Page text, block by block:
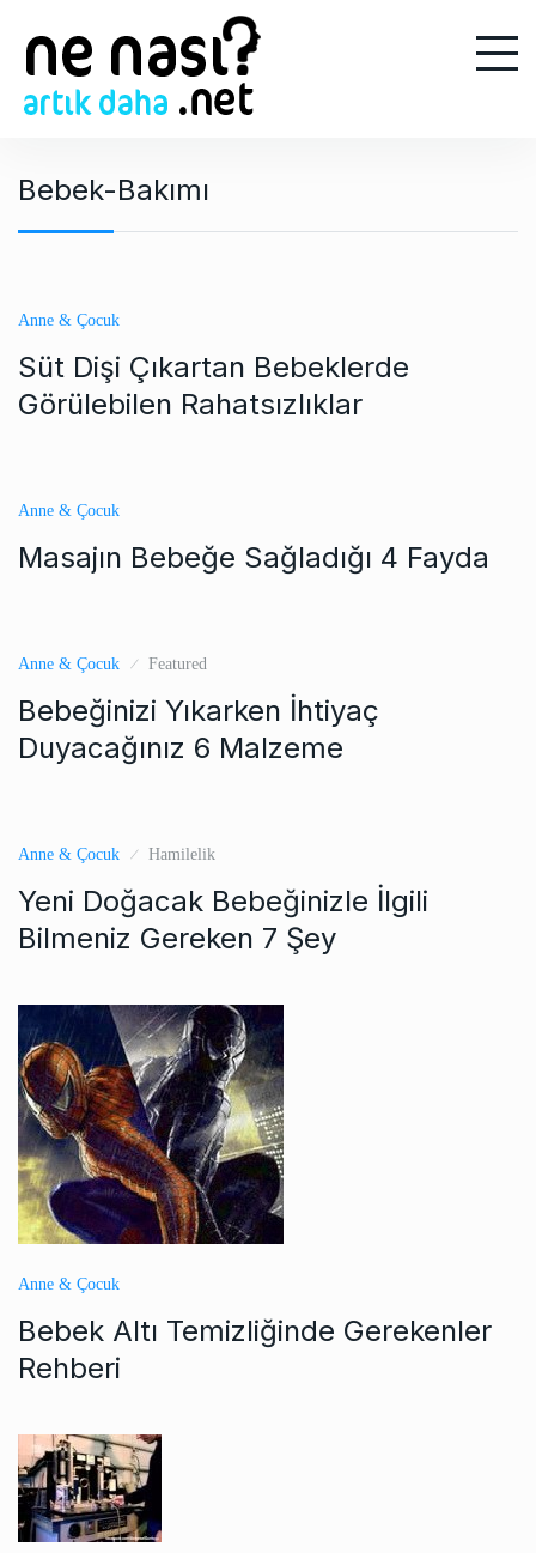
Bebek-Bakımı
Anne & Çocuk
Süt Dişi Çıkartan Bebeklerde
Görülebilen Rahatsızlıklar
Anne & Çocuk
Masajın Bebeğe Sağladığı 4 Fayda
Anne & Çocuk Featured
Bebeğinizi Yıkarken İhtiyaç
Duyacağınız 6 Malzeme
Anne & Çocuk Hamilelik
Yeni Doğacak Bebeğinizle İlgili
Bilmeniz Gereken 7 Şey
Anne & Çocuk
Bebek Altı Temizliğinde Gerekenler
Rehberi